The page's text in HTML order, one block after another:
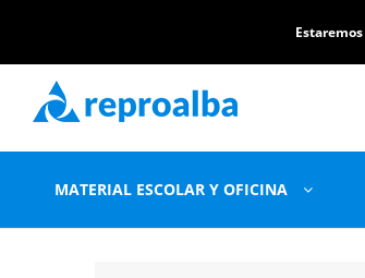
MATERIAL ESCOLAR Y OFICINA